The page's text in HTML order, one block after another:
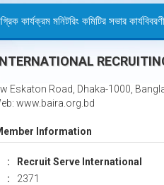
কার্যক্রম মনিটরিং কমিটির সভার কার্যবিবরণী
Eskaton Road, Dhaka-1000,
www.baira.org.bd
Information
:
Recruit Serve International
:
2371